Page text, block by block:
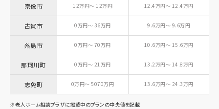
宗像市 12万円～ 12万円 12.4万円～ 12.4万円
古賀市 0万円～ 36万円 9.6万円～ 9.6万円
糸島市 0万円～ 70万円 10.6万円～ 15.6万円
那珂川町 0万円～ 21万円 13.2万円～ 14.8万円
志免町 0万円～ 5070万円 13.6万円～ 24.3万円
※老人ホーム相談プラザに掲載中のプランの中央値を記載